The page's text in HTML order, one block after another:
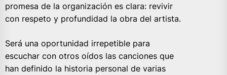
promesa de la organización es clara: revivir
con respeto y profundidad la obra del artista.
Será una oportunidad irrepetible para
escuchar con otros oídos las canciones que
han definido la historia personal de varias